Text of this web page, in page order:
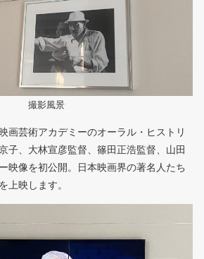
撮影風景
画芸術アカデミーのオーラル・ヒストリ
子、大林宣彦監督、篠田正浩監督、山田
映像を初公開。日本映画界の著名人たち
上映します。